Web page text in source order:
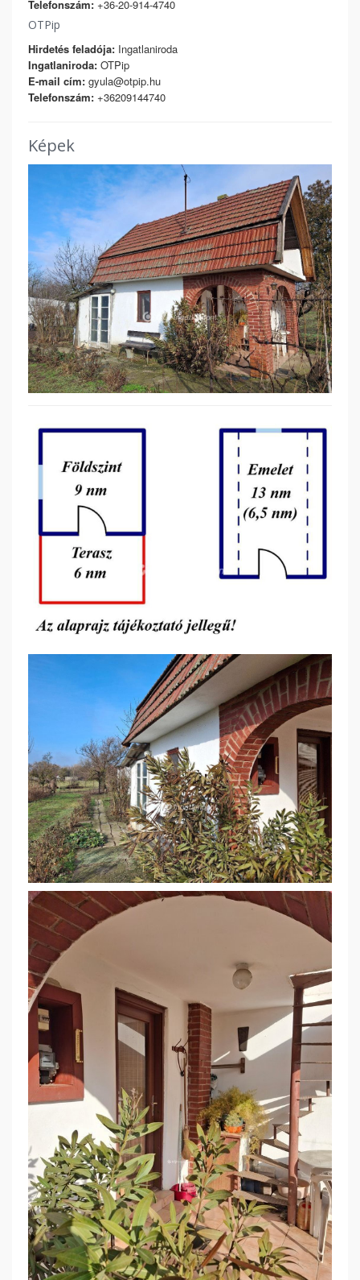
Telefonszám: +36-20-914-4740
OTPip
Hirdetés feladója: Ingatlaniroda
Ingatlaniroda: OTPip
E-mail cím: gyula@otpip.hu
Telefonszám: +36209144740
Képek